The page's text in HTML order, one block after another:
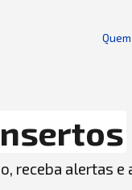
receba alertas